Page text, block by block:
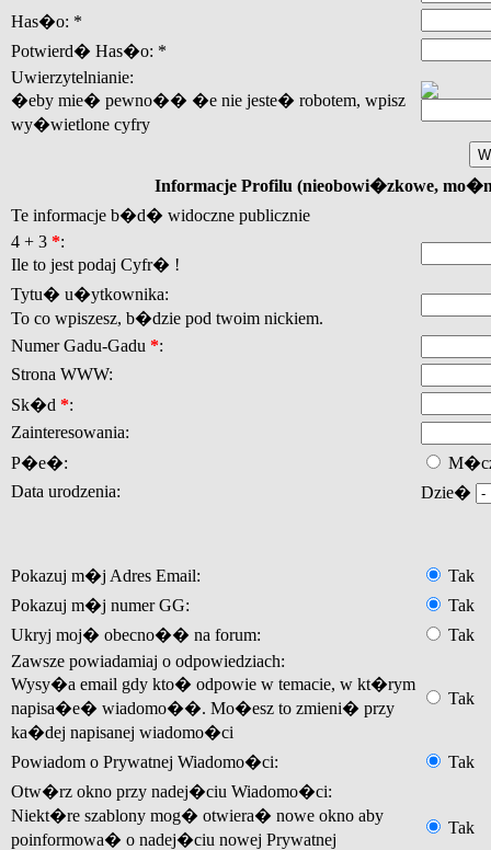
Has�o: *
Potwierd� Has�o: *
Uwierzytelnianie:
�eby mie� pewno�� �e nie jeste� robotem, wpisz
wy�wietlone cyfry
Informacje Profilu (nieobowi�zkowe,
Te informacje b�d� widoczne publicznie
4 + 3 *:
Ile to jest podaj Cyfr� !
Tytu� u�ytkownika:
To co wpiszesz, b�dzie pod twoim nickiem.
Numer Gadu-Gadu *:
Strona WWW:
Sk�d *:
Zainteresowania:
P�e�:
Data urodzenia:
Dzie�
Pokazuj m�j Adres Email:
Tak
Pokazuj m�j numer GG:
Tak
Ukryj moj� obecno�� na forum:
Tak
Zawsze powiadamiaj o odpowiedziach:
Wysy�a email gdy kto� odpowie w temacie, w kt�rym
napisa�e� wiadomo��. Mo�esz to zmieni� przy
ka�dej napisanej wiadomo�ci
Tak
Powiadom o Prywatnej Wiadomo�ci:
Tak
Otw�rz okno przy nadej�ciu Wiadomo�ci:
Niekt�re szablony mog� otwiera� nowe okno aby
poinformowa� o nadej�ciu nowej Prywatnej
Tak